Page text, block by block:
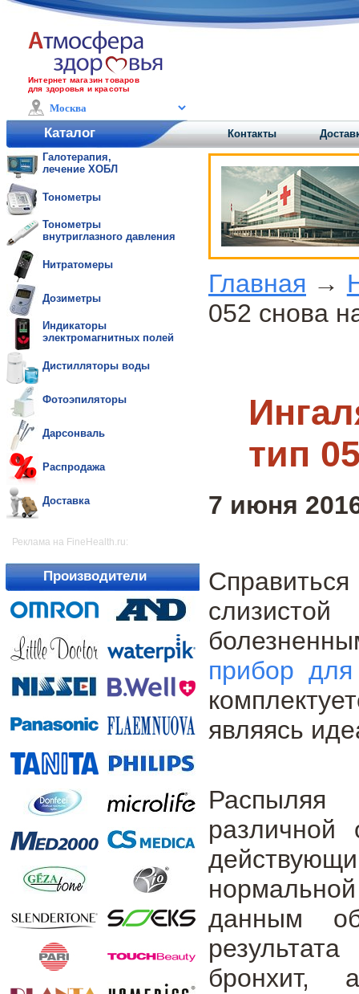
Интернет магазин товаров
для здоровья и красоты
Каталог Контакты
Галотерапия,
лечение ХОБЛ
Тонометры
Тонометры
внутриглазного давления
Нитратомеры
Дозиметры
Индикаторы
электромагнитных полей
Дистилляторы воды
Фотоэпиляторы
Дарсонваль
Распродажа
Доставка
Реклама на FineHealth.ru:
Производители
Главная →
052 снова
тип
7 июня
прибор
являясь
Распыляя
различной
данным
бронхит,